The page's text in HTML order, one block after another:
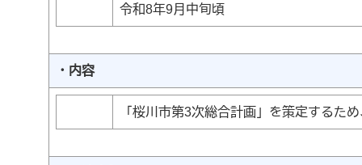
令和8年9月中旬頃
・内容
「桜川市第3次総合計画」を策定するた